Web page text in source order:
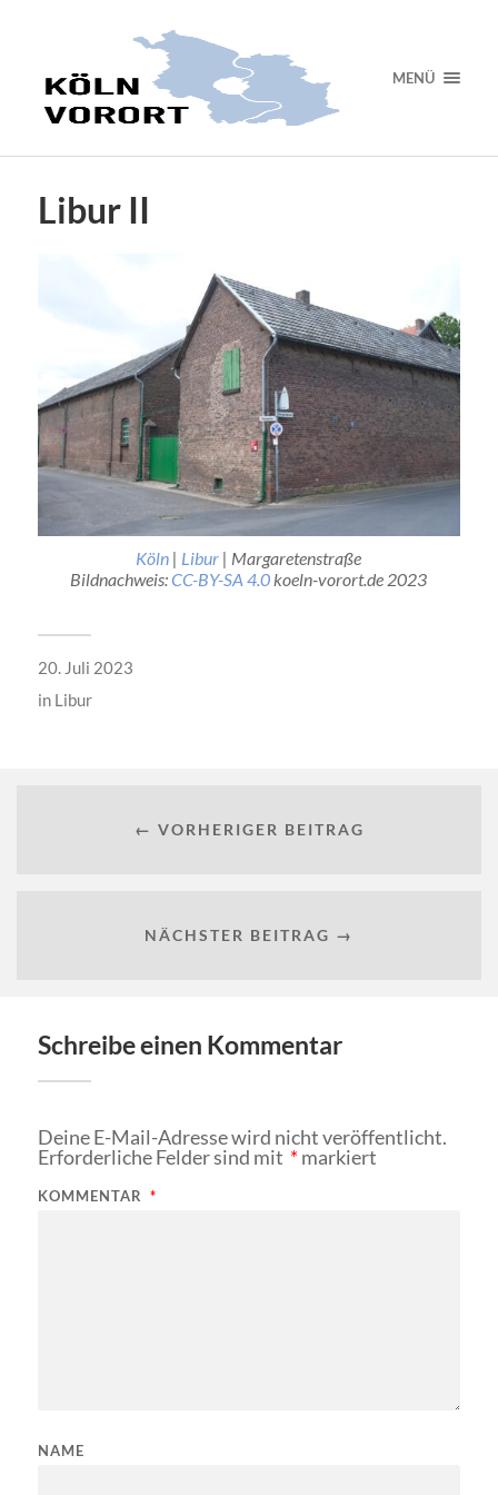
MENÜ
Libur II
Köln | Libur | Margaretenstraße
Bildnachweis:CC-BY-SA 4.0koeln-vorort.de 2023
20. Juli 2023
in Libur
← VORHERIGER BEITRAG
NÄCHSTER BEITRAG →
Schreibe einen Kommentar
Deine E-Mail-Adresse wird nicht veröffentlicht.
Erforderliche Felder sind mit *markiert
KOMMENTAR *
NAME